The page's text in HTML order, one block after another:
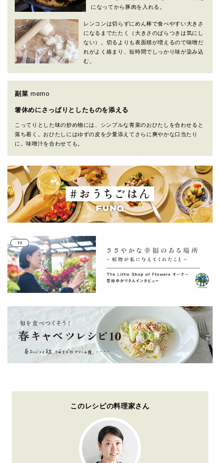
になってから豚肉を入れる。
レンコンは切らずにめん棒で食べやすい大きさ
になるまでたたく（大きさのばらつきは気にし
ない）。切るよりも表面積が増えるので味噌だ
れがよく絡まり、短時間でしっかり味が染み込
む。
副菜 memo
箸休めにさっぱりとしたものを添える
こってりとした味の炒め物には、シンプルな青菜のおひたしを合わせると
落ち着く。おひたしにはゆずの皮を少量添えてさらに爽やかな口当たり
に。味噌汁を合わせても。
このレシピの料理家さん